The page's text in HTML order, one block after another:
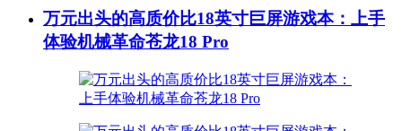
万元出头的高质价比18英寸巨屏游戏本：上手
体验机械革命苍龙18 Pro